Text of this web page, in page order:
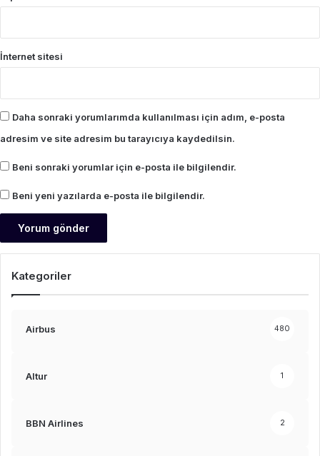
İnternet sitesi
Daha sonraki yorumlarımda kullanılması için adım, e-posta
adresim ve site adresim bu tarayıcıya kaydedilsin.
Beni sonraki yorumlar için e-posta ile bilgilendir.
Beni yeni yazılarda e-posta ile bilgilendir.
Kategoriler
Airbus 480
Altur 1
BBN Airlines 2